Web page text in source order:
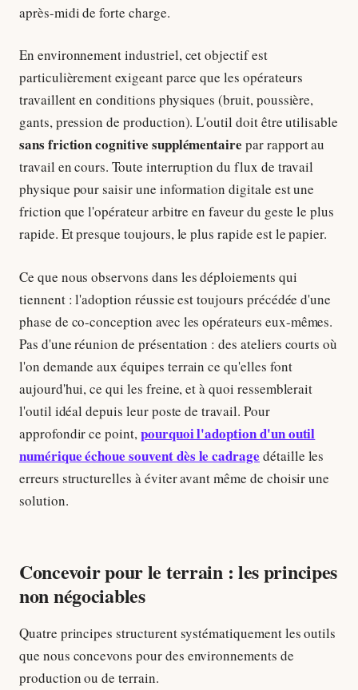
après-midi de forte charge.
En environnement industriel, cet objectif est
particulièrement exigeant parce que les opérateurs
travaillent en conditions physiques (bruit, poussière,
gants, pression de production). L'outil doit être utilisable
sans friction cognitive supplémentaire par rapport au
travail en cours. Toute interruption du flux de travail
physique pour saisir une information digitale est une
friction que l'opérateur arbitre en faveur du geste le plus
rapide. Et presque toujours, le plus rapide est le papier.
Ce que nous observons dans les déploiements qui
tiennent : l'adoption réussie est toujours précédée d'une
phase de co-conception avec les opérateurs eux-mêmes.
Pas d'une réunion de présentation : des ateliers courts où
l'on demande aux équipes terrain ce qu'elles font
aujourd'hui, ce qui les freine, et à quoi ressemblerait
l'outil idéal depuis leur poste de travail. Pour
approfondir ce point,pourquoi l'adoption d'un outil
numérique échoue souvent dès le cadrage détaille les
erreurs structurelles à éviter avant même de choisir une
solution.
Concevoir pour le terrain : les principes
non négociables
Quatre principes structurent systématiquement les outils
que nous concevons pour des environnements de
production ou de terrain.